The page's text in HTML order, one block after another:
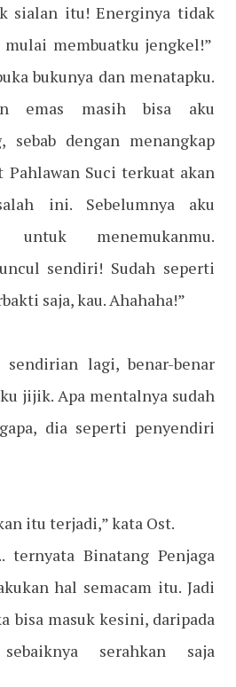
sialan itu! Energinya tidak
membuatku jengkel!”
bukunya dan menatapku.
emas masih bisa aku
sebab dengan menangkap
Pahlawan Suci terkuat akan
ini. Sebelumnya aku
untuk menemukanmu.
sendiri! Sudah seperti
saja, kau. Ahahaha!”
lagi, benar-benar
jijik. Apa mentalnya sudah
dia seperti penyendiri
itu terjadi,” kata Ost.
ternyata Binatang Penjaga
hal semacam itu. Jadi
bisa masuk kesini, daripada
serahkan saja